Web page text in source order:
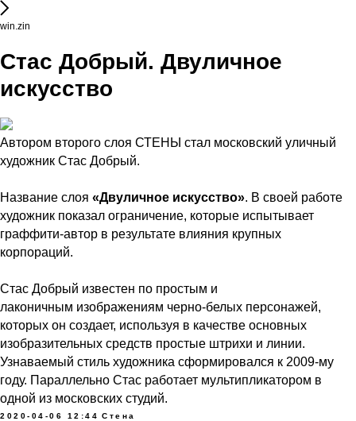
win.zin
Стас Добрый. Двуличное
искусство
Автором второго слоя СТЕНЫ стал московский уличный
художник Стас Добрый.
Название слоя «Двуличное искусство». В своей работе
художник показал ограничение, которые испытывает
граффити-автор в результате влияния крупных
корпораций.
Стас Добрый известен по простым и
лаконичным изображениям черно-белых персонажей,
которых он создает, используя в качестве основных
изобразительных средств простые штрихи и линии.
Узнаваемый стиль художника сформировался к 2009-му
году. Параллельно Стас работает мультипликатором в
одной из московских студий.
2020-04-06 12:44 Стена